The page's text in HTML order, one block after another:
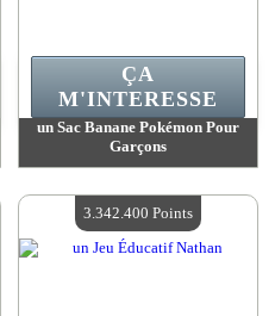
un Sac Banane Pokémon Pour
Garçons
Quantité Disponible :4
ÇA
M'INTERESSE
3.342.400 Points